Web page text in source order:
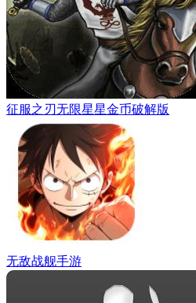
征服之刃无限星星金币破解版
无敌战舰手游